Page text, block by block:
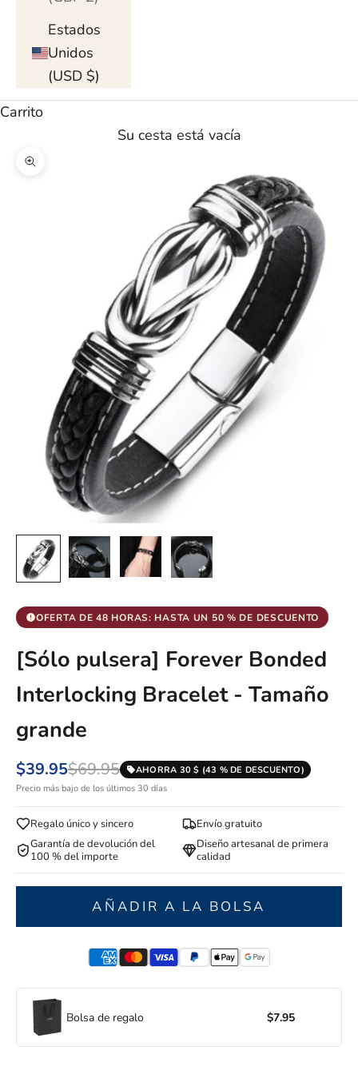
Estados
Unidos
(USD $)
Carrito
Su cesta está vacía
Ampliar imagen
OFERTA DE 48 HORAS: HASTA UN 50 % DE DESCUENTO
[Sólo pulsera] Forever Bonded
Interlocking Bracelet - Tamaño
grande
$39.95$69.95
AHORRA 30 $ (43 % DE DESCUENTO)
Precio más bajo de los últimos 30 días
Regalo único y sincero
Envío gratuito
Garantía de devolución del
100 % del importe
Diseño artesanal de primera
calidad
AÑADIR A LA BOLSA
Bolsa de regalo $7.95